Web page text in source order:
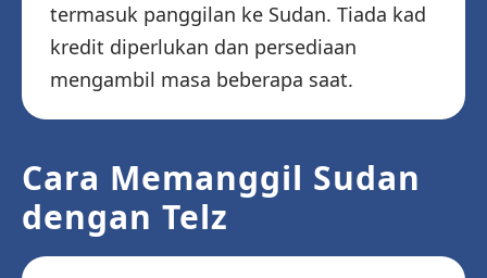
termasuk panggilan ke Sudan. Tiada kad
kredit diperlukan dan persediaan
mengambil masa beberapa saat.
Cara Memanggil Sudan
dengan Telz